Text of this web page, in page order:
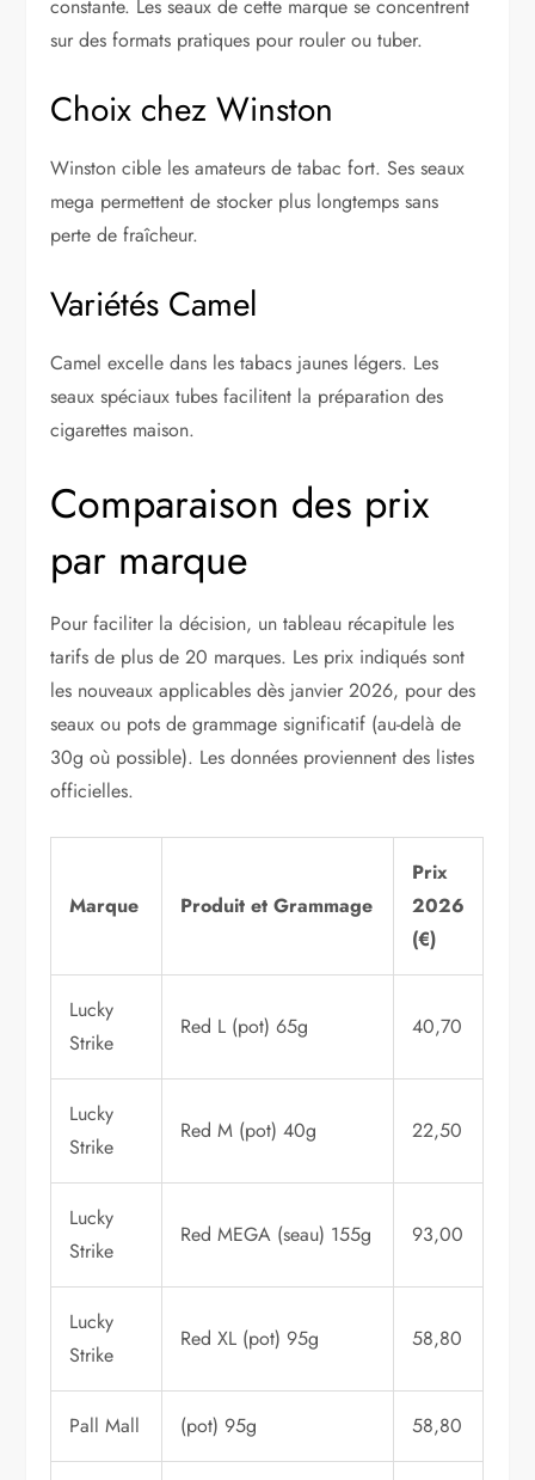
constante. Les seaux de cette marque se concentrent
sur des formats pratiques pour rouler ou tuber.
Choix chez Winston
Winston cible les amateurs de tabac fort. Ses seaux
mega permettent de stocker plus longtemps sans
perte de fraîcheur.
Variétés Camel
Camel excelle dans les tabacs jaunes légers. Les
seaux spéciaux tubes facilitent la préparation des
cigarettes maison.
Comparaison des prix
par marque
Pour faciliter la décision, un tableau récapitule les
tarifs de plus de 20 marques. Les prix indiqués sont
les nouveaux applicables dès janvier 2026, pour des
seaux ou pots de grammage significatif (au-delà de
30g où possible). Les données proviennent des listes
officielles.
Marque Produit et Grammage
Prix
2026
(€)
Lucky
Strike
Red L (pot) 65g 40,70
Lucky
Strike
Red M (pot) 40g 22,50
Lucky
Strike
Red MEGA (seau) 155g 93,00
Lucky
Strike
Red XL (pot) 95g 58,80
Pall Mall (pot) 95g 58,80